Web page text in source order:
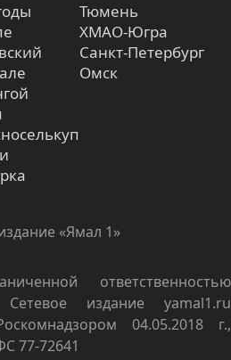
Тюмень
ХМАО-Югра
Санкт-Петербург
Омск
«Ямал 1»
ответственностью
издание yamal1.ru
04.05.2018 г.,
77-72641